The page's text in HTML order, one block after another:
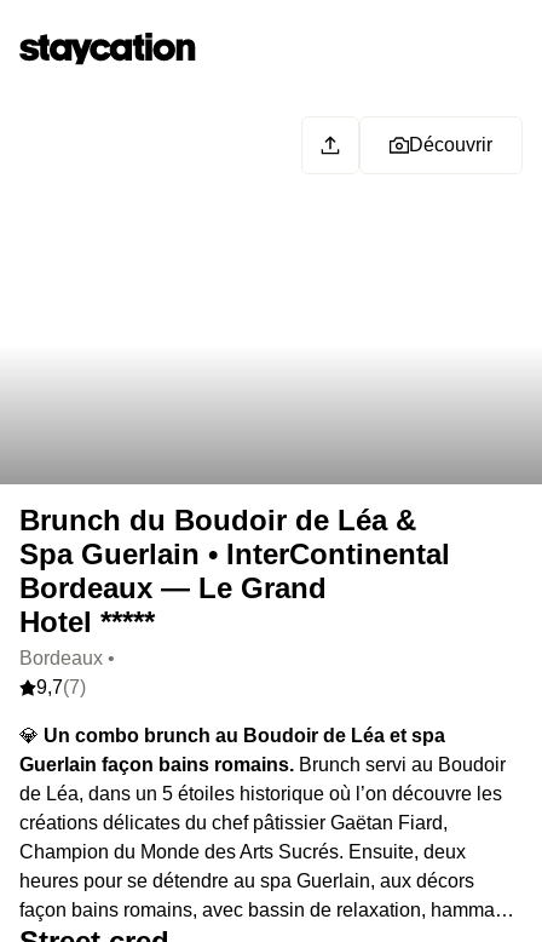
Découvrir
Brunch du Boudoir de Léa &
Spa Guerlain • InterContinental
Bordeaux — Le Grand
Hotel *****
Bordeaux •
9,7(7)
💎 Un combo brunch au Boudoir de Léa et spa
Guerlain façon bains romains. Brunch servi au Boudoir
de Léa, dans un 5 étoiles historique où l’on découvre les
créations délicates du chef pâtissier Gaëtan Fiard,
Champion du Monde des Arts Sucrés. Ensuite, deux
heures pour se détendre au spa Guerlain, aux décors
façon bains romains, avec bassin de relaxation, hammam